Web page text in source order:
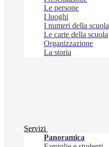
Le persone
I luoghi
I numeri della scuola
Le carte della scuola
Organizzazione
La storia
Servizi
Panoramica